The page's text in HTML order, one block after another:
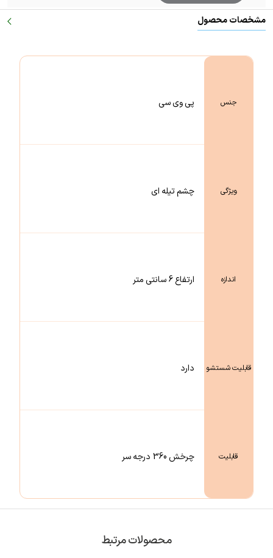
مشخصات محصول
جنس پی وی سی
ویژگی چشم تیله ای
اندازه ارتفاع 6 سانتی متر
قابلیت شستشو دارد
قابلیت چرخش 360 درجه سر
محصولات مرتبط